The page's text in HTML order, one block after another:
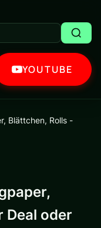
YOUTUBE
Blättchen, Rolls -
Deal oder